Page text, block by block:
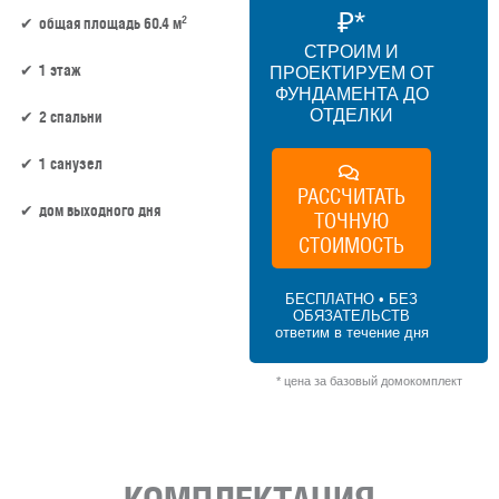
общая площадь 60.4 м2
1 этаж
2 спальни
1 санузел
дом выходного дня
₽*
СТРОИМ И
ПРОЕКТИРУЕМ ОТ
ФУНДАМЕНТА ДО
ОТДЕЛКИ
РАССЧИТАТЬ
ТОЧНУЮ
СТОИМОСТЬ
БЕСПЛАТНО • БЕЗ
ОБЯЗАТЕЛЬСТВ
ответим в течение дня
* цена за базовый домокомплект